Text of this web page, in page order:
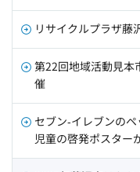
リサイクルプラザ藤
第22回地域活動見本
催
セブン‐イレブンの
児童の啓発ポスター